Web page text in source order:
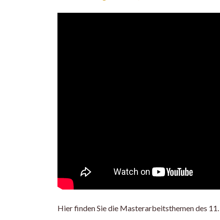
Hier finden Sie die Masterarbeitsthemen des